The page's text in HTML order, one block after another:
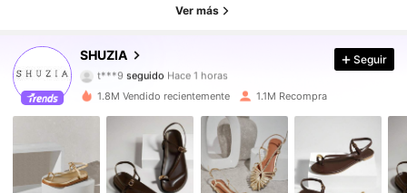
Ver más
SHUZIA
4,90
772K Seguidores
772K Seguidores
4,90 772K Seguidores
Seguir
1.8M Vendido recientemente 1.1M Recompra